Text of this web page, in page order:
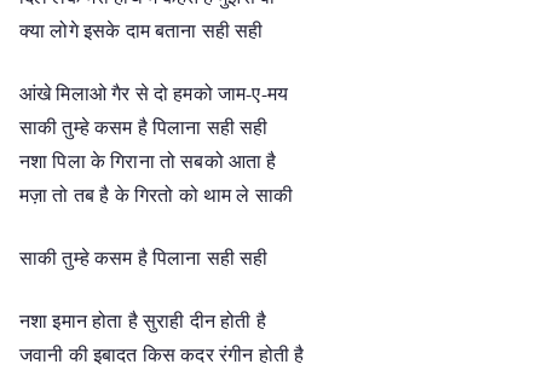
क्या लोगे इसके दाम बताना सही सही
आंखे मिलाओ गैर से दो हमको जाम-ए-मय
साकी तुम्हे कसम है पिलाना सही सही
नशा पिला के गिराना तो सबको आता है
मज़ा तो तब है के गिरतो को थाम ले साकी
साकी तुम्हे कसम है पिलाना सही सही
नशा इमान होता है सुराही दीन होती है
जवानी की इबादत किस कदर रंगीन होती है